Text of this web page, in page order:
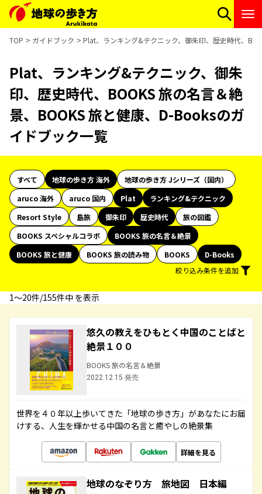
TOP ガイドブック Plat、ランキング&テクニック、御朱印、歴史時代、
Plat、ランキング&テクニック、御朱
印、歴史時代、BOOKS 旅の名言＆絶
景、BOOKS 旅と健康、D-Booksのガ
イドブック一覧
すべて 地球の歩き方 海外
地球の歩き方 Jシリーズ（国内）
aruco 海外
aruco 国内 Plat
ランキング&テクニック
Resort Style
島旅 御朱印 歴史時代
旅の図鑑
BOOKS スペシャルコラボ
BOOKS 旅の名言＆絶景
BOOKS 旅と健康
BOOKS 旅の読み物 BOOKS
D-Books
絞り込み条件を追加
1〜20件/155件中 を表示
悠久の教えをひもとく中国のことばと
絶景１００
BOOKS 旅の名言＆絶景
2022.12.15 発売
世界を４０年以上歩いてきた「地球の歩き方」があなたにお届
けする、人生を輝かせる中国の名言と癒やしの絶景集
詳細を見る
地球のなぞり方 旅地図 日本編